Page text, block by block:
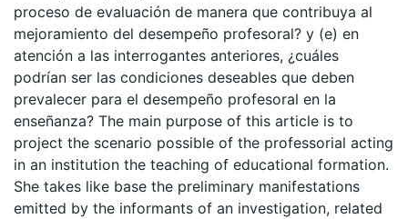
proceso de evaluación de manera que contribuya al
mejoramiento del desempeño profesoral? y (e) en
atención a las interrogantes anteriores, ¿cuáles
podrían ser las condiciones deseables que deben
prevalecer para el desempeño profesoral en la
enseñanza? The main purpose of this article is to
project the scenario possible of the professorial acting
in an institution the teaching of educational formation.
She takes like base the preliminary manifestations
emitted by the informants of an investigation, related